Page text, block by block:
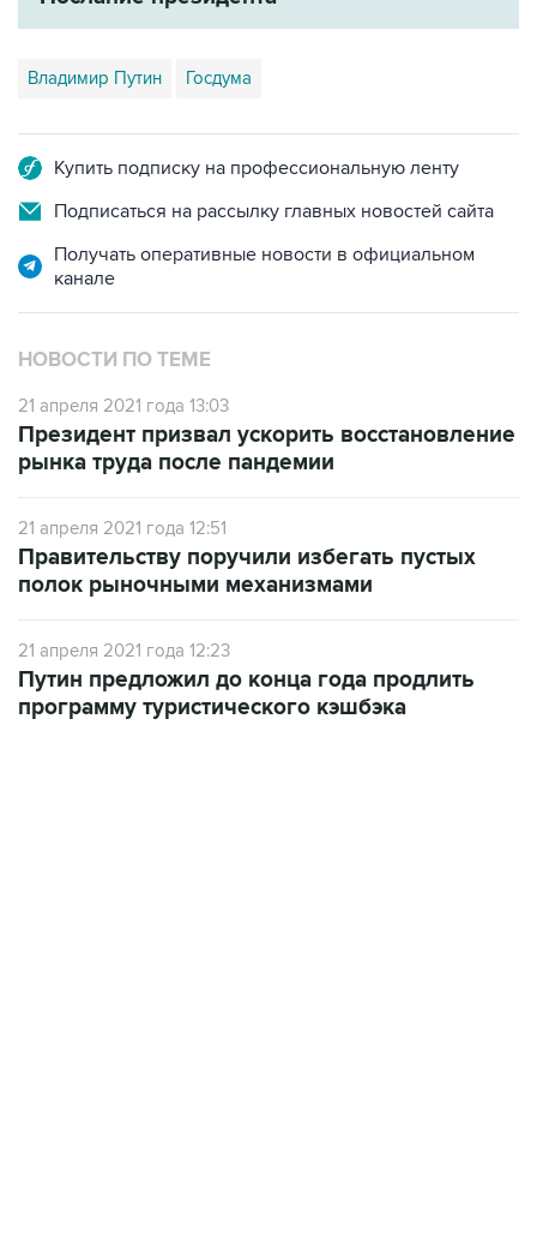
Владимир Путин Госдума
Купить подписку на профессиональную ленту
Подписаться на рассылку главных новостей сайта
Получать оперативные новости в официальном
канале
НОВОСТИ ПО ТЕМЕ
21 апреля 2021 года 13:03
Президент призвал ускорить восстановление
рынка труда после пандемии
21 апреля 2021 года 12:51
Правительству поручили избегать пустых
полок рыночными механизмами
21 апреля 2021 года 12:23
Путин предложил до конца года продлить
программу туристического кэшбэка